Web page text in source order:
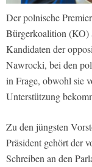
Der polnische
Bürgerkoalition (KO)
Kandidaten der
Nawrocki, bei den
in Frage, obwohl sie
Unterstützung
Zu den jüngsten
Präsident gehört der
Schreiben an den